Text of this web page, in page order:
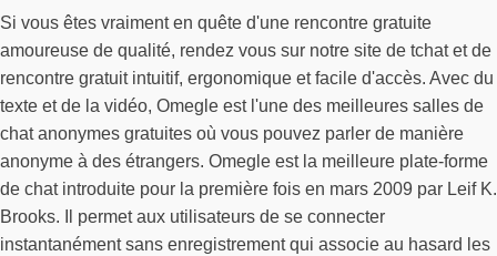
Si vous êtes vraiment en quête d'une rencontre gratuite
amoureuse de qualité, rendez vous sur notre site de tchat et de
rencontre gratuit intuitif, ergonomique et facile d'accès. Avec du
texte et de la vidéo, Omegle est l'une des meilleures salles de
chat anonymes gratuites où vous pouvez parler de manière
anonyme à des étrangers. Omegle est la meilleure plate-forme
de chat introduite pour la première fois en mars 2009 par Leif K.
Brooks. Il permet aux utilisateurs de se connecter
instantanément sans enregistrement qui associe au hasard les